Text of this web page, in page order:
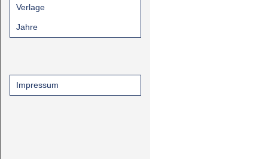
Verlage
Jahre
Impressum